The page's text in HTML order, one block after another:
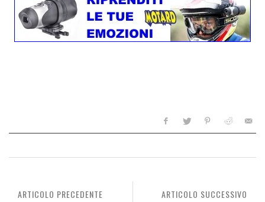
ARTICOLO SUCCESSIVO
ARTICOLO PRECEDENTE